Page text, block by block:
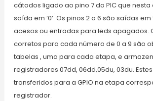
cátodos ligado ao pino 7 do PIC que
saída em ‘0’. Os pinos 2 a 6 são saídas em
acesos ou entradas para leds apagados.
corretos para cada número de 0 a 9 são
tabelas , uma para cada etapa, e
registradores 07dd, 06dd,05du, 03du.
transferidos para a GPIO na etapa
registrador.